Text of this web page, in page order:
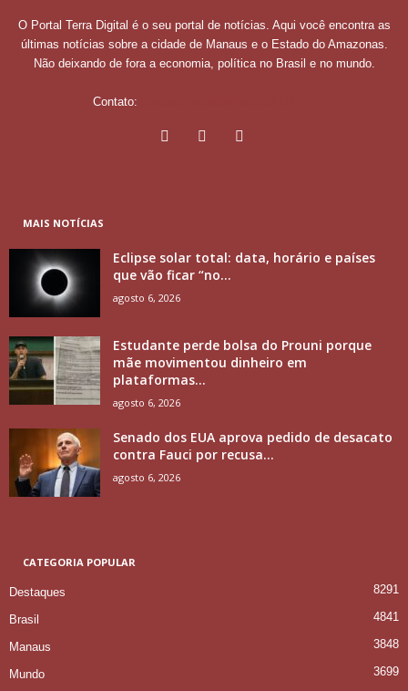
O Portal Terra Digital é o seu portal de notícias. Aqui você encontra as
últimas notícias sobre a cidade de Manaus e o Estado do Amazonas.
Não deixando de fora a economia, política no Brasil e no mundo.
Contato:
MAIS NOTÍCIAS
Eclipse solar total: data, horário e países
que vão ficar “no...
agosto 6, 2026
Estudante perde bolsa do Prouni porque
mãe movimentou dinheiro em
plataformas...
agosto 6, 2026
Senado dos EUA aprova pedido de desacato
contra Fauci por recusa...
agosto 6, 2026
CATEGORIA POPULAR
Destaques 8291
Brasil 4841
Manaus 3848
Mundo 3699